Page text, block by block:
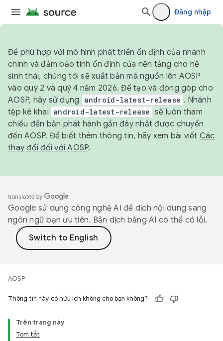
Đăng nhập
Để phù hợp với mô hình phát triển ổn định của nhánh
chính và đảm bảo tính ổn định của nền tảng cho hệ
sinh thái, chúng tôi sẽ xuất bản mã nguồn lên AOSP
vào quý 2 và quý 4 năm 2026. Để tạo và đóng góp cho
AOSP, hãy sử dụng
android-latest-release . Nhánh
tệp kê khai android-latest-release sẽ luôn tham
chiếu đến bản phát hành gần đây nhất được chuyển
đến AOSP. Để biết thêm thông tin, hãy xem bài viết Các
thay đổi đối với AOSP.
Google sử dụng công nghệ AI để dịch nội dung sang
ngôn ngữ bạn ưu tiên. Bản dịch bằng AI có thể có lỗi.
AOSP
Thông tin này có hữu ích không cho bạn không?
Trên trang này
Tóm tắt